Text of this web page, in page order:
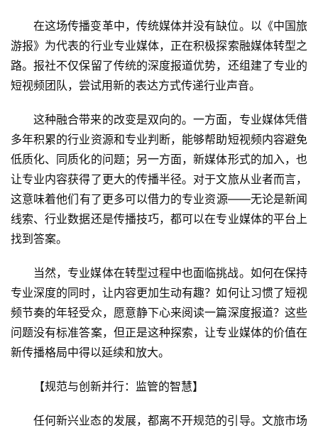
在这场传播变革中，传统媒体并没有缺位。以《中国旅
游报》为代表的行业专业媒体，正在积极探索融媒体转型之
路。报社不仅保留了传统的深度报道优势，还组建了专业的
短视频团队，尝试用新的表达方式传递行业声音。
这种融合带来的改变是双向的。一方面，专业媒体凭借
多年积累的行业资源和专业判断，能够帮助短视频内容避免
低质化、同质化的问题；另一方面，新媒体形式的加入，也
让专业内容获得了更大的传播半径。对于文旅从业者而言，
这意味着他们有了更多可以借力的专业资源——无论是新闻
线索、行业数据还是传播技巧，都可以在专业媒体的平台上
找到答案。
当然，专业媒体在转型过程中也面临挑战。如何在保持
专业深度的同时，让内容更加生动有趣？如何让习惯了短视
频节奏的年轻受众，愿意静下心来阅读一篇深度报道？这些
问题没有标准答案，但正是这种探索，让专业媒体的价值在
新传播格局中得以延续和放大。
【规范与创新并行：监管的智慧】
任何新兴业态的发展，都离不开规范的引导。文旅市场